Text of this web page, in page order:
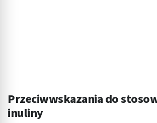
Przeciwwskazania do
inuliny